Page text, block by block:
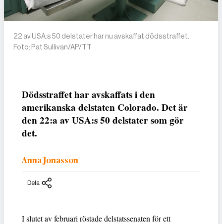
22 av USA:s 50 delstater har nu avskaffat dödsstraffet.
Foto: Pat Sullivan/AP/TT
Dödsstraffet har avskaffats i den
amerikanska delstaten Colorado. Det är
den 22:a av USA:s 50 delstater som gör
det.
Anna Jonasson
Dela
I slutet av februari röstade delstatssenaten för ett